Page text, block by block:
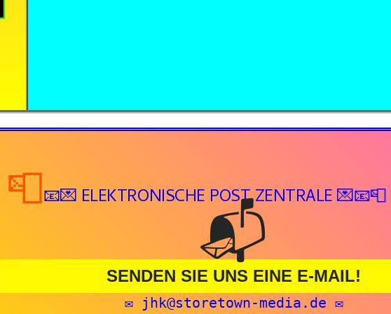
1
📮📧💌 ELEKTRONISCHE POST
📬
SENDEN SIE UNS EINE E-MAIL!
✉️jhk@storetown-media.de ✉️